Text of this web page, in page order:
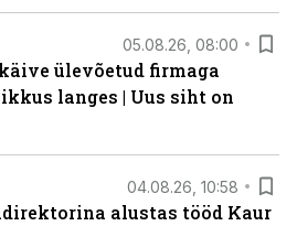
05.08.26, 08:00
ülevõetud firmaga
langes | Uus siht on
04.08.26, 10:58
alustas tööd Kaur